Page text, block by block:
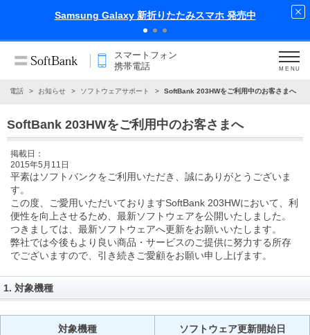
Samsung Galaxy 新折りたたみスマホ 発売中
スマートフォン
携帯電話
MENU
帯電話 お知らせ ソフトウェアサポート SoftBank 203HWをご利用中のお客さまへ
SoftBank 203HWをご利用中のお客さまへ
掲載日：
2015年5月11日
平素はソフトバンクをご利用いただき、誠にありがとうございま
す。
この度、ご愛用いただいておりますSoftBank 203HWにおいて、利
便性を向上させるため、最新ソフトウェアを公開いたしました。
つきましては、最新ソフトウェアへ更新をお願いいたします。
弊社では今後もより良い商品・サービスのご提供に努力する所存
でございますので、引き続きご愛顧をお願い申し上げます。
1. 対象機種
対象機種 ソフトウェア更新開始日